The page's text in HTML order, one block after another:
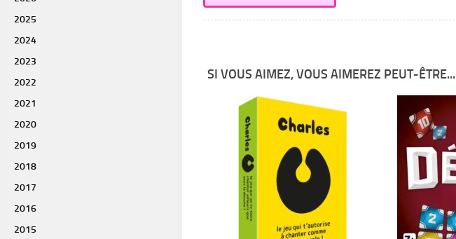
SI VOUS AIMEZ, VOUS AIMEREZ PEUT-ÊTRE...
2025
2024
2023
2022
2021
2020
2019
2018
2017
2016
2015